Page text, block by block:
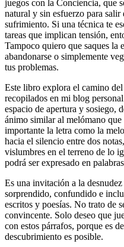
juegos con la Conciencia, que
natural y sin esfuerzo para
sufrimiento. Si una técnica te
tareas que implican tensión,
Tampoco quiero que saques la
abandonarse o simplemente
tus problemas.
Este libro explora el camino del
recopilados en mi blog
espacio de apertura y sosiego,
ánimo similar al melómano que
importante la letra como la
hacia el silencio entre dos
vislumbres en el terreno de lo
podrá ser expresado en
Es una invitación a la
sorprendido, confundido e
escritos y poesías. No trato de
convincente. Solo deseo que
con estos párrafos, porque es
descubrimiento es posible.